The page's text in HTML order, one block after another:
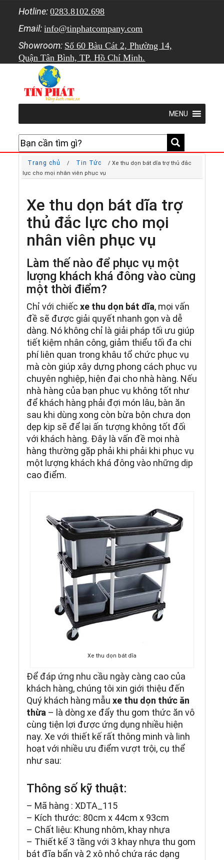
Hotline: 0283.8102.698
Email: info@tinphatcompany.com
Showroom: Số 60 Bàu Cát 2, Phường 14,
Quận Tân Bình, TP. Hồ Chí Minh.
MENU
Trang chủ / Tin Tức
/ Xe thu dọn bát dĩa trợ thủ đắc
lực cho mọi nhân viên phục vụ
Xe thu dọn bát dĩa trợ
thủ đắc lực cho mọi
nhân viên phục vụ
Làm thế nào để phục vụ một
lượng khách khá đông vào cùng
một thời điểm?
Chỉ với chiếcxe thu dọn bát dĩa, mọi vấn
đề sẽ được giải quyết nhanh gọn và dễ
dàng. Nó không chỉ là giải pháp tối ưu giúp
tiết kiệm nhân công, giảm thiểu tối đa chi
phí liên quan trong khâu tổ chức phục vụ
mà còn giúp xây dựng phong cách phục vụ
chuyên nghiệp, hiện đại cho nhà hàng. Nếu
nhà hàng của bạn phục vụ không tốt như
để khách hàng phải đợi món lâu, bàn ăn
sau khi dùng xong còn bừa bộn chưa dọn
dẹp kịp sẽ để lại ấn tượng không tốt đối
với khách hàng. Đây là vấn đề mọi nhà
hàng thường gặp phải khi phải khi phục vụ
một lượng khách khá đông vào những dịp
cao điểm.
Xe thu dọn bát dĩa
Để đáp ứng nhu cầu ngày càng cao của
khách hàng, chúng tôi xin giới thiệu đến
Quý khách hàng mẫuxe thu dọn thức ăn
thừa – là dòng xe đẩy thu gom thức ăn vô
cùng tiện lợi được ứng dụng nhiều hiện
nay. Xe với thiết kế rất thông minh và linh
hoạt với nhiều ưu điểm vượt trội, cụ thể
như sau:
Thông số kỹ thuật:
– Mã hàng : XDTA_115
– Kích thước: 80cm x 44cm x 93cm
– Chất liệu: Khung nhôm, khay nhựa
– Thiết kế 3 tầng với 3 khay nhựa thu gom
bát đĩa bẩn và 2 xô nhỏ chứa rác dạng